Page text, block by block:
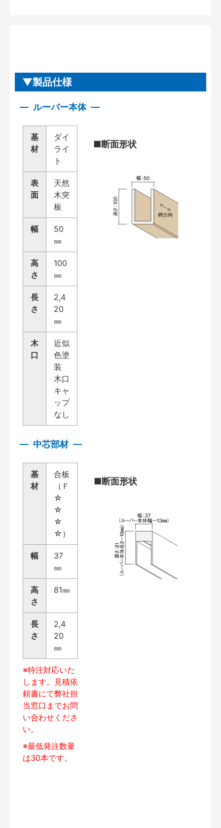
製品仕様
ルーバー本体
基
材
ダイ
ライ
ト
表
面
天然
木突
板
幅
50
㎜
高
さ
100
㎜
長
さ
2,4
20
㎜
木
口
近似
色塗
装
木口
キャ
ップ
なし
■断面形状
中芯部材
基
材
合板
（Ｆ
☆
☆
☆
☆）
幅
37
㎜
高
さ
81㎜
長
さ
2,4
20
㎜
※特注対応いた
します。見積依
頼書にて弊社担
当窓口までお問
い合わせくださ
い。
※最低発注数量
は30本です。
■断面形状